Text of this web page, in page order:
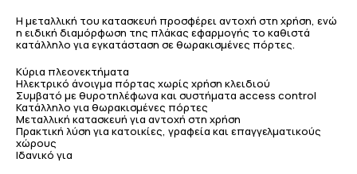
Η μεταλλική του κατασκευή προσφέρει αντοχή στη χρήση, ενώ
η ειδική διαμόρφωση της πλάκας εφαρμογής το καθιστά
κατάλληλο για εγκατάσταση σε θωρακισμένες πόρτες.
Κύρια πλεονεκτήματα
Ηλεκτρικό άνοιγμα πόρτας χωρίς χρήση κλειδιού
Συμβατό με θυροτηλέφωνα και συστήματα access control
Κατάλληλο για θωρακισμένες πόρτες
Μεταλλική κατασκευή για αντοχή στη χρήση
Πρακτική λύση για κατοικίες, γραφεία και επαγγελματικούς
χώρους
Ιδανικό για